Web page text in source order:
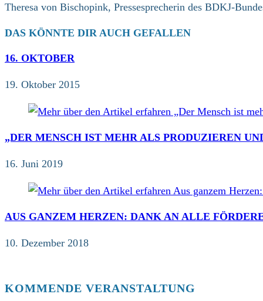
Theresa von Bischopink, Pressesprecherin des BDKJ-
DAS KÖNNTE DIR AUCH GEFALLEN
16. OKTOBER
19. Oktober 2015
„DER MENSCH IST MEHR ALS PRODUZIEREN
16. Juni 2019
AUS GANZEM HERZEN: DANK AN ALLE
10. Dezember 2018
KOMMENDE VERANSTALTUNG